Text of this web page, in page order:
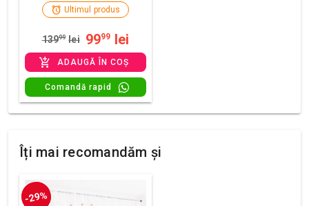
Ultimul produs
13999 lei 9999 lei
ADAUGĂ ÎN COȘ
Comandă rapid
Îți mai recomandăm și
-29%